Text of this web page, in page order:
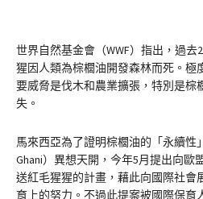
世界自然基金會（WWF）指出，過
猩因人類為棕櫚油開發森林而死。極
要威脅是伐木和農業擴張，特別是棕
失。
馬來西亞為了證明棕櫚油的「永續性
Ghani）異想天開，今年5月提出向歐
送紅毛猩猩的計畫，藉此向國際社會
育上的努力。不過此提案被國際保育